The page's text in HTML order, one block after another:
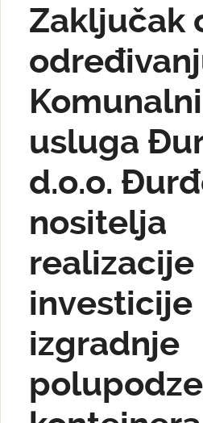
Zaključak
usluga
d.o.o.
nositelja
realizacije
investicije
izgradnje